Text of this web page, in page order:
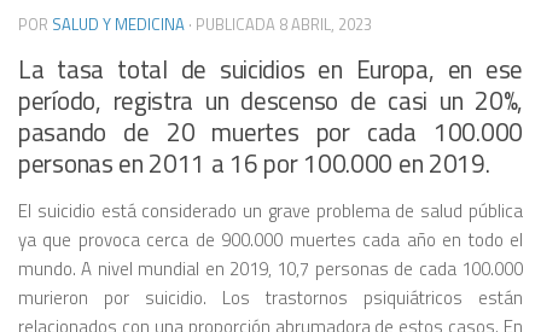
POR SALUD Y MEDICINA · PUBLICADA 8 ABRIL, 2023
La tasa total de suicidios en Europa, en ese
período, registra un descenso de casi un 20%,
pasando de 20 muertes por cada 100.000
personas en 2011 a 16 por 100.000 en 2019.
El suicidio está considerado un grave problema de salud pública
ya que provoca cerca de 900.000 muertes cada año en todo el
mundo. A nivel mundial en 2019, 10,7 personas de cada 100.000
murieron por suicidio. Los trastornos psiquiátricos están